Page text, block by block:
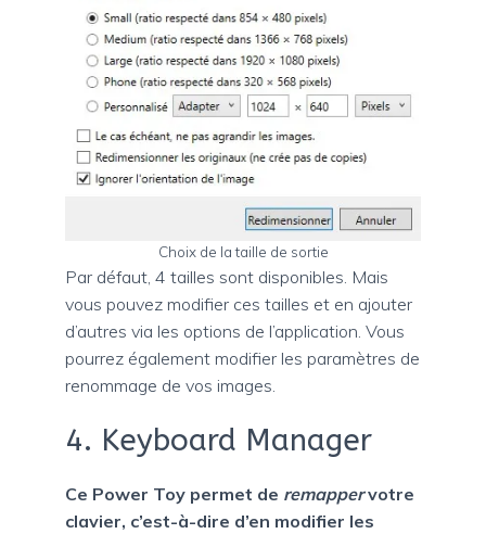
Choix de la taille de sortie
Par défaut, 4 tailles sont disponibles. Mais
vous pouvez modifier ces tailles et en ajouter
d’autres via les options de l’application. Vous
pourrez également modifier les paramètres de
renommage de vos images.
4. Keyboard Manager
Ce Power Toy permet de remappervotre
clavier, c’est-à-dire d’en modifier les